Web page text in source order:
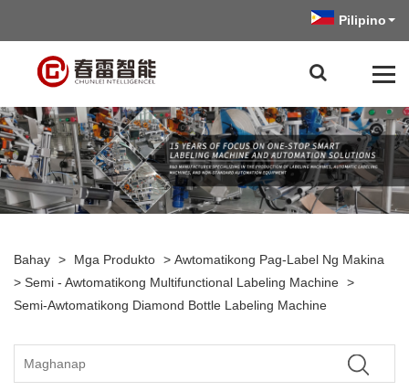
Pilipino
Bahay > Mga Produkto > Awtomatikong Pag-Label Ng Makina
> Semi - Awtomatikong Multifunctional Labeling Machine >
Semi-Awtomatikong Diamond Bottle Labeling Machine